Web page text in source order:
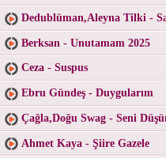
Dedublüman,Aleyna Tilki -
Berksan - Unutamam 2025
Ceza - Suspus
Ebru Gündeş - Duygularım
Çağla,Doğu Swag - Seni
Ahmet Kaya - Şiire Gazele